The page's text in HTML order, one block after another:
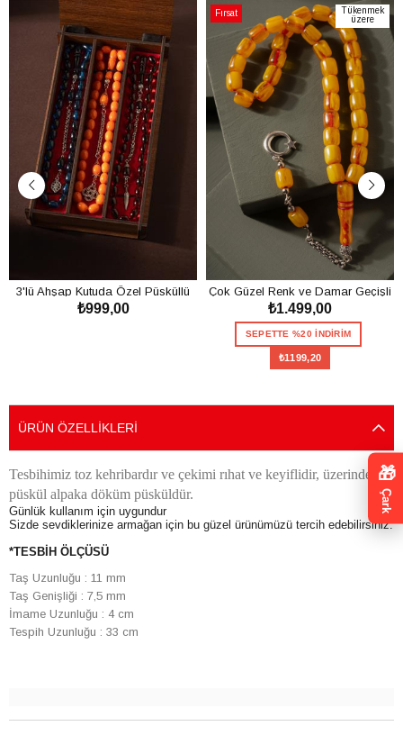
3'lü Ahşap Kutuda Özel Püsküllü
Toz Kehribar Tesbih Seti
₺999,00
Fırsat
Ürünü
Tükenmek
üzere
Çok Güzel Renk ve Damar Geçişli
Toz Kehribar Tesbih
₺1.499,00
SEPETTE %20 İNDİRİM
₺1199,20
ÜRÜN ÖZELLIKLERI
Tesbihimiz toz kehribardır ve çekimi rıhat ve keyiflidir, üzerindeki
püskül alpaka döküm püsküldür.
Günlük kullanım için uygundur
Sizde sevdiklerinize armağan için bu güzel ürünümüzü tercih edebilirsiniz.
*TESBİH ÖLÇÜSÜ
Taş Uzunluğu : 11 mm
Taş Genişliği : 7,5 mm
İmame Uzunluğu : 4 cm
Tespih Uzunluğu : 33 cm
🎁
Çark